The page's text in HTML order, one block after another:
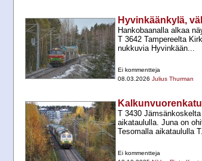
Hyvinkäänkylä,
Hankobaanalla alkaa
T 3642 Tampereelta
nukkuvia Hyvinkään...
Ei kommentteja
08.03.2026 Julius Thurman
T 3430
aikataululla. Juna on
Tesomalla aikataululla
Ei kommentteja